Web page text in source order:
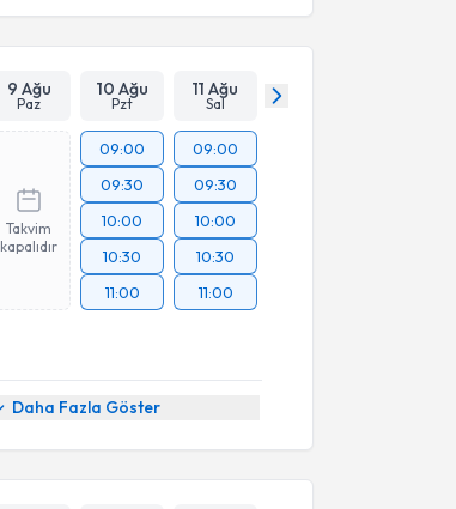
9 Ağu
Paz
10 Ağu
Pzt
11 Ağu
Sal
Takvim
kapalıdır
09:00
09:30
10:00
10:30
11:00
09:00
09:30
10:00
10:30
11:00
Daha Fazla Göster